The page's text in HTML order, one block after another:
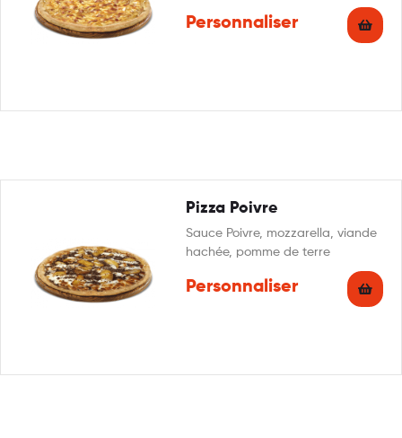
Personnaliser
Pizza Poivre
Sauce Poivre, mozzarella, viande
hachée, pomme de terre
Personnaliser